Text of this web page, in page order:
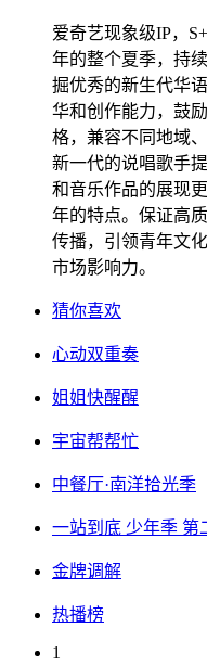
爱奇艺现象级IP，
年的整个夏季，持
掘优秀的新生代华
华和创作能力，鼓
格，兼容不同地域
新一代的说唱歌手
和音乐作品的展现
年的特点。保证高
传播，引领青年文
市场影响力。
猜你喜欢
心动双重奏
姐姐快醒醒
宇宙帮帮忙
中餐厅·南洋拾光季
一站到底 少年季 第
金牌调解
热播榜
1